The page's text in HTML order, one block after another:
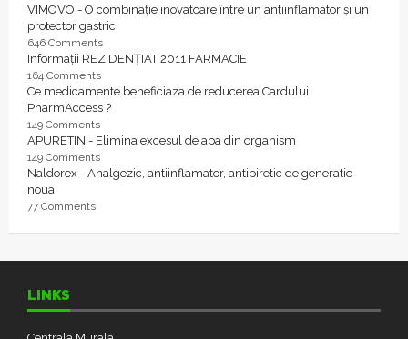
VIMOVO - O combinație inovatoare între un antiinflamator și un
protector gastric
646 Comments
Informații REZIDENȚIAT 2011 FARMACIE
164 Comments
Ce medicamente beneficiaza de reducerea Cardului
PharmAccess ?
149 Comments
APURETIN - Elimina excesul de apa din organism
149 Comments
Naldorex - Analgezic, antiinflamator, antipiretic de generatie
noua
77 Comments
LINKS